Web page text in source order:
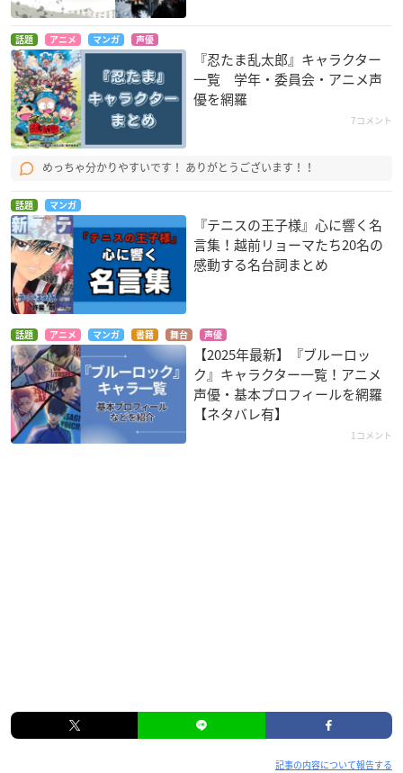
話題 アニメ マンガ 声優
『忍たま乱太郎』キャラクター
一覧 学年・委員会・アニメ声
優を網羅
7コメント
めっちゃ分かりやすいです！ ありがとうございます！！
話題 マンガ
『テニスの王子様』心に響く名
言集！越前リョーマたち20名の
感動する名台詞まとめ
話題 アニメ マンガ 書籍 舞台 声優
【2025年最新】『ブルーロッ
ク』キャラクター一覧！アニメ
声優・基本プロフィールを網羅
【ネタバレ有】
1コメント
記事の内容について報告する